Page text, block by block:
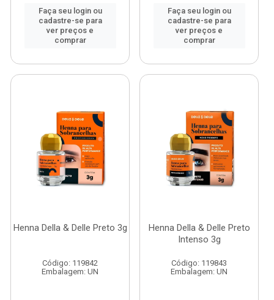
Faça seu login ou
cadastre-se para
ver preços e
comprar
Faça seu login ou
cadastre-se para
ver preços e
comprar
Henna Della & Delle Preto 3g
Código: 119842
Embalagem: UN
Henna Della & Delle Preto
Intenso 3g
Código: 119843
Embalagem: UN